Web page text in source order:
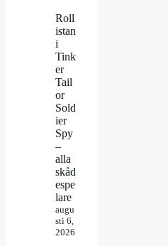
Roll
istan
i
Tink
er
Tail
or
Sold
ier
Spy
–
alla
skåd
espe
lare
augu
sti 6,
2026